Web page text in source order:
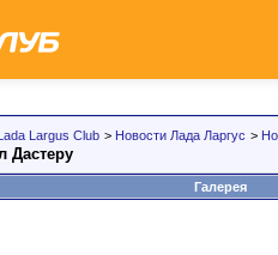
Largus Club > Новости Лада Ларгус >
Дастеру
Галерея